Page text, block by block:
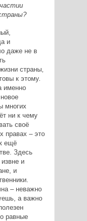
и
даже не в
страны,
к этому.
именно
многих
ни к чему
своё
правах – это
ещё
Здесь
и
и
– неважно
а важно
равные